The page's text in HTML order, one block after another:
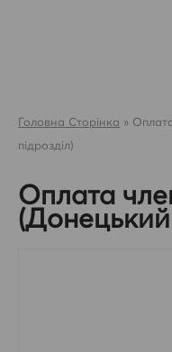
Головна Сторінка »
підрозділ)
Оплата
(Донецький